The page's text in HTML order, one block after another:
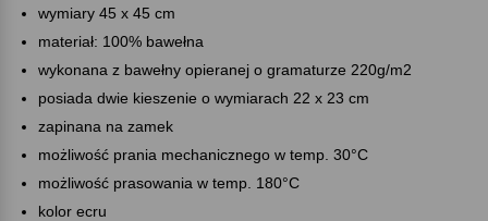
wymiary 45 x 45 cm
materiał: 100% bawełna
wykonana z bawełny opieranej o gramaturze 220g/m2
posiada dwie kieszenie o wymiarach 22 x 23 cm
zapinana na zamek
możliwość prania mechanicznego w temp. 30°C
możliwość prasowania w temp. 180°C
kolor ecru